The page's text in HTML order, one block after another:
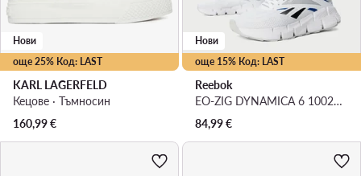
още 25% Код: LAST
Нови
KARL LAGERFELD
Кецове · Тъмносин
160,99€
още 15% Код: LAST
Нови
Reebok
EO-ZIG DYNAMICA 6 100263918 · Маратонки за бягане
84,99€